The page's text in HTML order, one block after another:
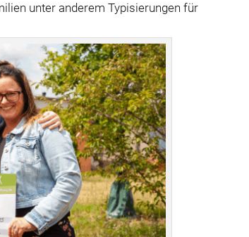
unter anderem Typisierungen für